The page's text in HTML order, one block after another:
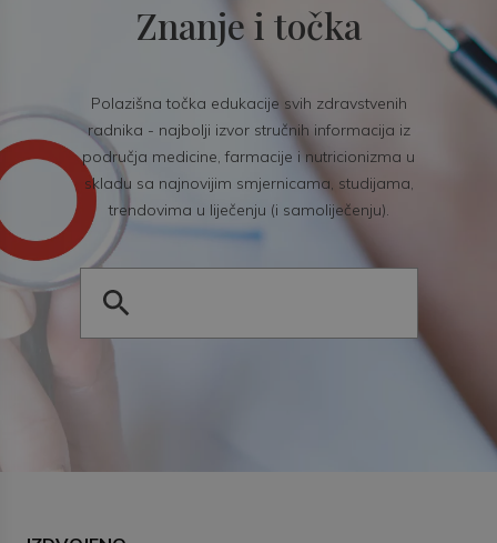
Znanje i točka
Polazišna točka edukacije svih zdravstvenih
radnika - najbolji izvor stručnih informacija iz
područja medicine, farmacije i nutricionizma u
skladu sa najnovijim smjernicama, studijama,
trendovima u liječenju (i samoliječenju).